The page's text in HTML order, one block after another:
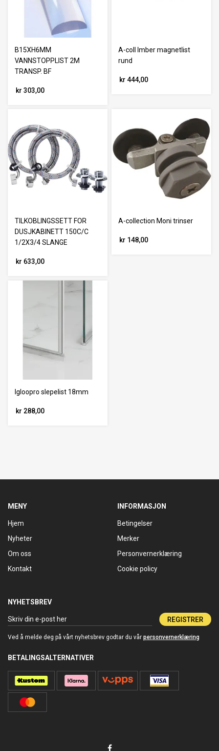
B15XH6MM
VANNSTOPPLIST 2M
TRANSP. BF
kr 303,00
A-coll Imber magnetlist
rund
kr 444,00
TILKOBLINGSSETT FOR
DUSJKABINETT 150C/C
1/2X3/4 SLANGE
kr 633,00
A-collection Moni trinser
kr 148,00
Igloopro slepelist 18mm
kr 288,00
MENY
Hjem
Nyheter
Om oss
Kontakt
INFORMASJON
Betingelser
Merker
Personvernerklæring
Cookie policy
NYHETSBREV
REGISTRER
Ved å melde deg på vårt nyhetsbrev godtar du vår personvernerklæring
BETALINGSALTERNATIVER